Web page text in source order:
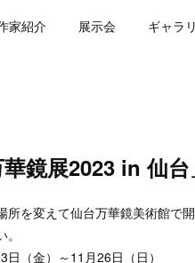
家紹介 展示会 ギャラ
華鏡展2023 in 仙台
所を変えて仙台万華鏡美術館で開
（金）～11月26日（日）